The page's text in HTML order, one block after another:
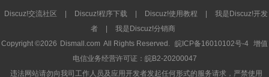
Discuz!交流社区 Discuz!程序下载 Discuz!使用教程
我是Discuz!开发
者
我是Discuz!分销商
Copyright ©2026 Dismall.com All Rights Reserved. 皖ICP备16010102号-4 增值
电信业务经营许可证：皖B2-20200047
违法网站请勿向我司工作人员及应用开发者发起任何形式的服务请求，严禁使用